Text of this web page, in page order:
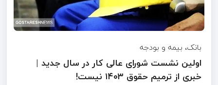
بانک، بیمه و بودجه
اولین نشست شورای عالی کار در سال جدید |
خبری از ترمیم حقوق ۱۴۰۳ نیست!